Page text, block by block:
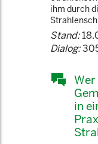
ihm durch
Stand:
Dialog:
in